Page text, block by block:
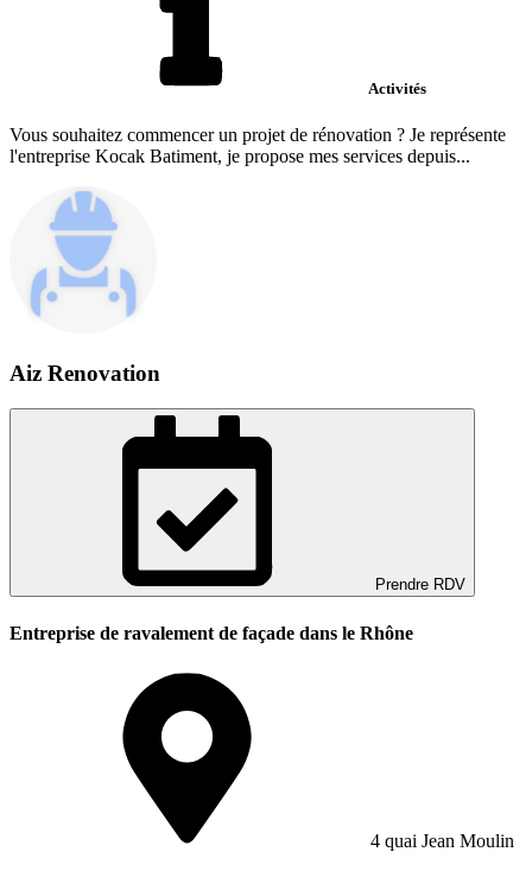
Activités
Vous souhaitez commencer un projet de rénovation ? Je représente
l'entreprise Kocak Batiment, je propose mes services depuis...
Aiz Renovation
Prendre RDV
Entreprise de ravalement de façade dans le Rhône
4 quai Jean Moulin